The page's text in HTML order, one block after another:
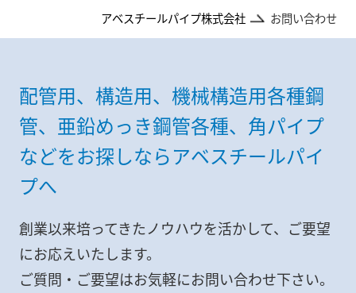
アベスチールパイプ株式会社 お問い合わせ
配管用、構造用、機械構造用各種鋼
管、亜鉛めっき鋼管各種、角パイプ
などをお探しならアベスチールパイ
プへ
創業以来培ってきたノウハウを活かして、ご要望
にお応えいたします。
ご質問・ご要望はお気軽にお問い合わせ下さい。